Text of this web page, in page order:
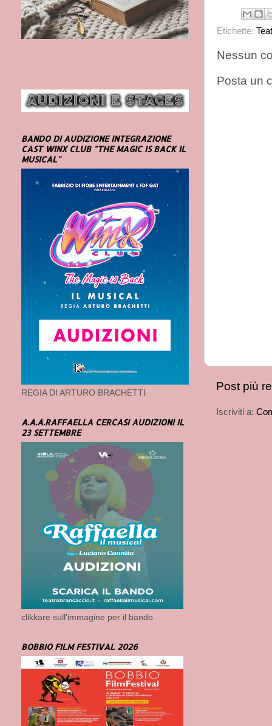
Etichette:
Nessun
Posta un
Post più
Iscriviti a:
BANDO DI AUDIZIONE INTEGRAZIONE
CAST WINX CLUB "THE MAGIC IS BACK IL
MUSICAL"
REGIA DI ARTURO BRACHETTI
A.A.A.RAFFAELLA CERCASI AUDIZIONI IL
23 SETTEMBRE
clikkare sull'immagine per il bando
BOBBIO FILM FESTIVAL 2026